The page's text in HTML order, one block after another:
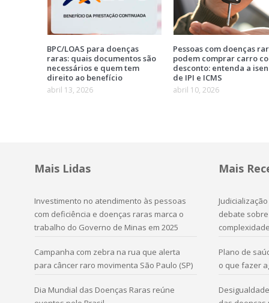
BPC/LOAS para doenças
raras: quais documentos são
necessários e quem tem
direito ao benefício
abril 13, 2026
Pessoas com doenças
podem comprar carro
desconto: entenda a
de IPI e ICMS
abril 10, 2026
Mais Lidas
Investimento no atendimento às pessoas
com deficiência e doenças raras marca o
trabalho do Governo de Minas em 2025
Campanha com zebra na rua que alerta
para câncer raro movimenta São Paulo (SP)
Dia Mundial das Doenças Raras reúne
Mais
debate
Plano de
o que fazer